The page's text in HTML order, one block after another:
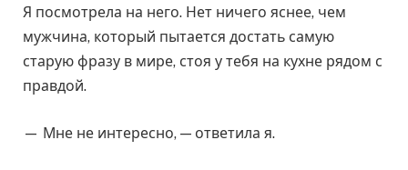
Я посмотрела на него. Нет ничего яснее, чем
мужчина, который пытается достать самую
старую фразу в мире, стоя у тебя на кухне рядом с
правдой.
— Мне не интересно, — ответила я.